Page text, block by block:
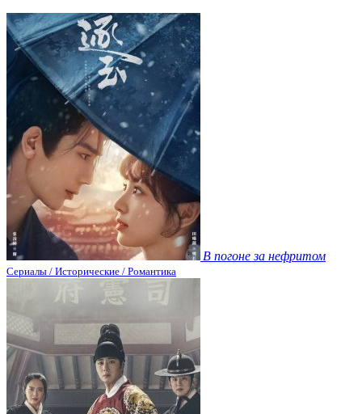
В погоне за нефритом
Сериалы / Исторические / Романтика